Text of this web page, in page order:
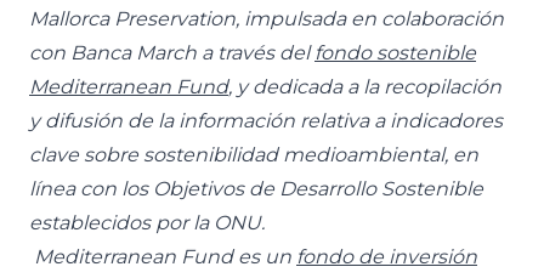
Mallorca Preservation, impulsada en colaboración
con Banca March a través del fondo sostenible
Mediterranean Fund, y dedicada a la recopilación
y difusión de la información relativa a indicadores
clave sobre sostenibilidad medioambiental, en
línea con los Objetivos de Desarrollo Sostenible
establecidos por la ONU.
Mediterranean Fund es un fondo de inversión